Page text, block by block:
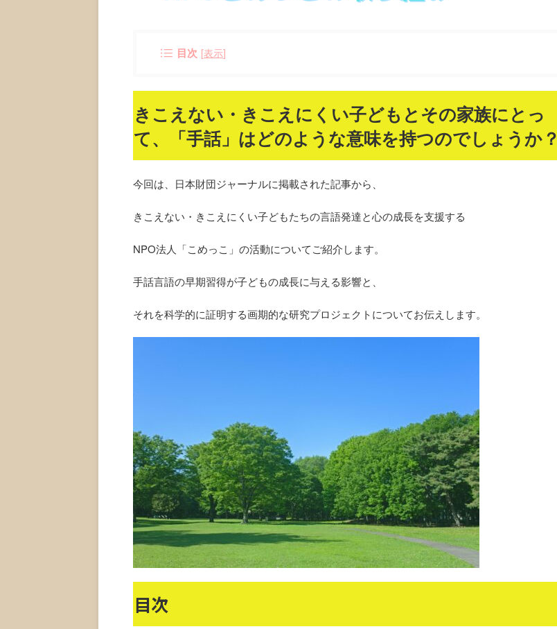
目次 [表示]
きこえない・きこえにくい子どもとその家族にとっ
て、「手話」はどのような意味を持つのでしょうか？
今回は、日本財団ジャーナルに掲載された記事から、
きこえない・きこえにくい子どもたちの言語発達と心の成長を支援する
NPO法人「こめっこ」の活動についてご紹介します。
手話言語の早期習得が子どもの成長に与える影響と、
それを科学的に証明する画期的な研究プロジェクトについてお伝えします。
目次